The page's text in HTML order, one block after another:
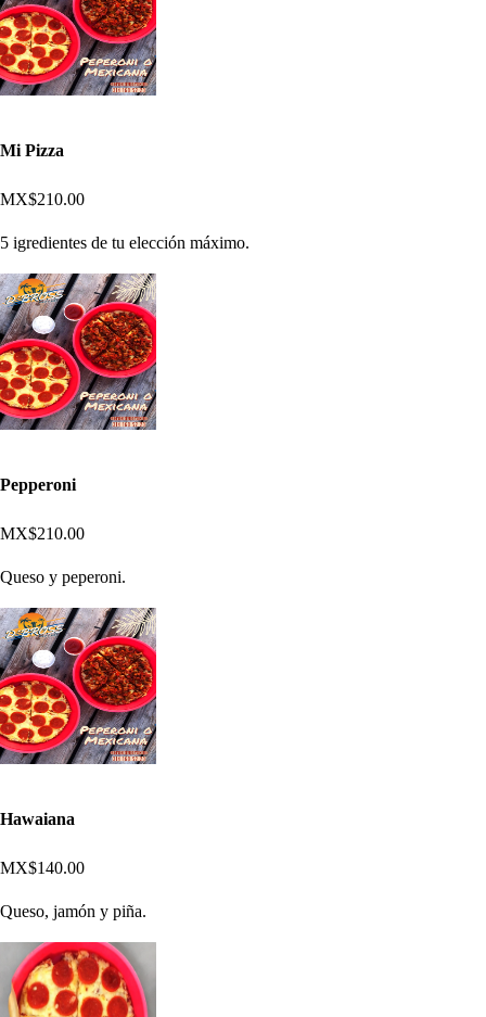
Mi Pizza
MX$210.00
5 igredientes de tu elección máximo.
Pepperoni
MX$210.00
Queso y peperoni.
Hawaiana
MX$140.00
Queso, jamón y piña.